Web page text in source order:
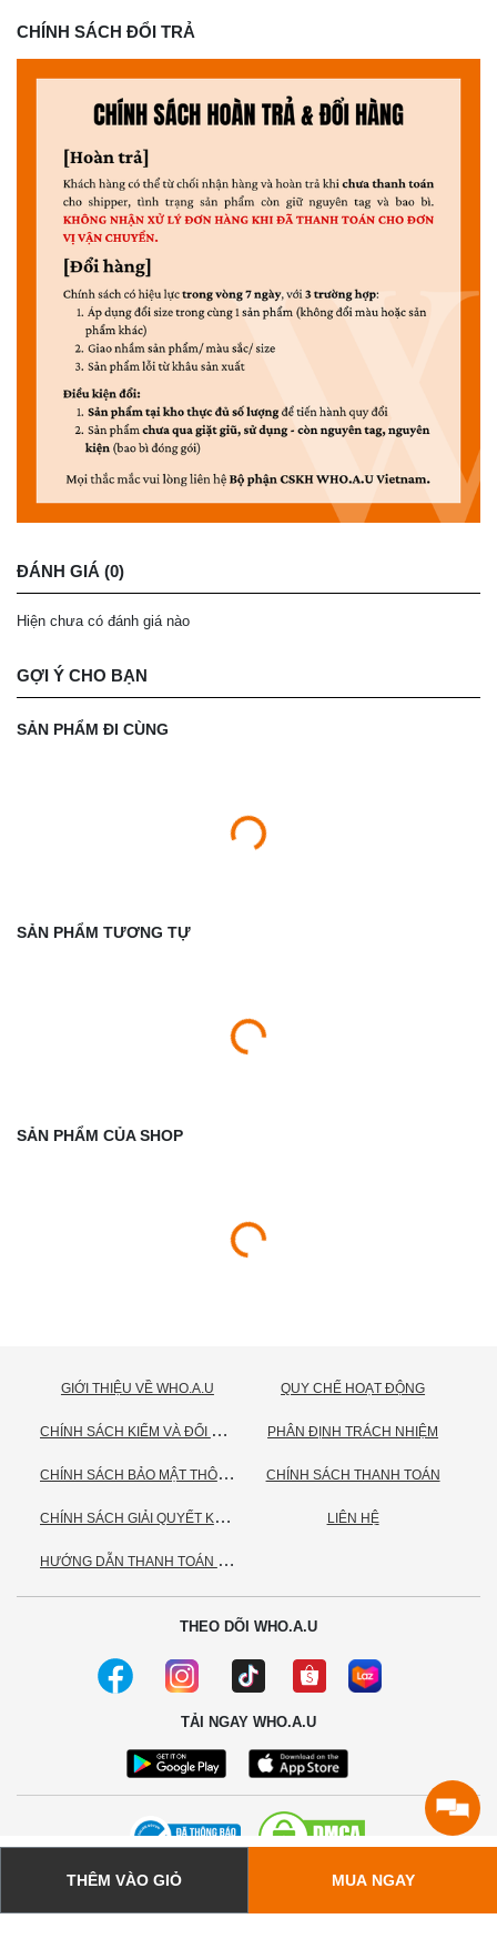
CHÍNH SÁCH ĐỔI TRẢ
ĐÁNH GIÁ (0)
Hiện chưa có đánh giá nào
GỢI Ý CHO BẠN
SẢN PHẨM ĐI CÙNG
SẢN PHẨM TƯƠNG TỰ
SẢN PHẨM CỦA SHOP
THÊM VÀO GIỎ MUA NGAY
GIỚI THIỆU VỀ WHO.A.U
C
HÍNH SÁCH KIỂM VÀ ĐỔI TRẢ HÀNG
C
HÍNH SÁCH BẢO MẬT THÔNG TIN CÁ NHÂN
C
HÍNH SÁCH GIẢI QUYẾT KHIẾU NẠI
H
ƯỚNG DẪN THANH TOÁN VNPAY
QUY CHẾ HOẠT ĐỘNG
PHÂN ĐỊNH TRÁCH NHIỆM
CHÍNH SÁCH THANH TOÁN
LIÊN HỆ
THEO DÕI WHO.A.U
TẢI NGAY WHO.A.U
© 2020 - Bản quyền thuộc về Công ty TNHH TC Commerce